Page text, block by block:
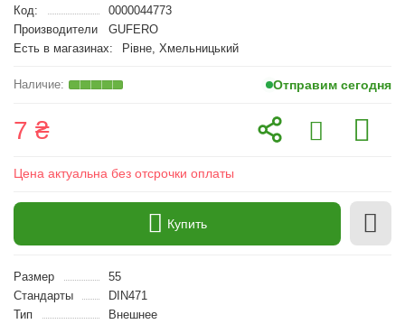
Код:
0000044773
Производители
GUFERO
Есть в магазинах:
Рівне, Хмельницький
Отправим сегодня
7 ₴
Цена актуальна без отсрочки оплаты
Купить
Размер
55
Стандарты
DIN471
Тип
Внешнее